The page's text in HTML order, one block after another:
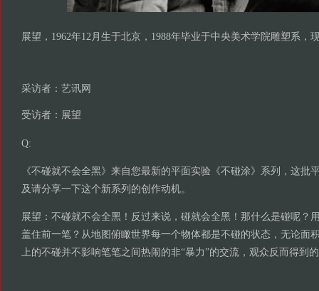
展望，1962年12月生于北京，1988年毕业于中央美术学院雕塑系，
采访者：艺讯网
受访者：展望
Q:
《不碰就不会全黑》来自您最新的平面实验《不碰涂》系列，这批
及请分享一下这个新系列的创作动机。
展望：不碰就不会全黑！反过来说，碰就会全黑！那什么是碰呢？
盖住前一笔？从地图俯瞰世界每一个物体都是不碰的状态，无论面
上的不碰并不影响笔笔之间热闹的非“暴力”的交流，观众反而得到